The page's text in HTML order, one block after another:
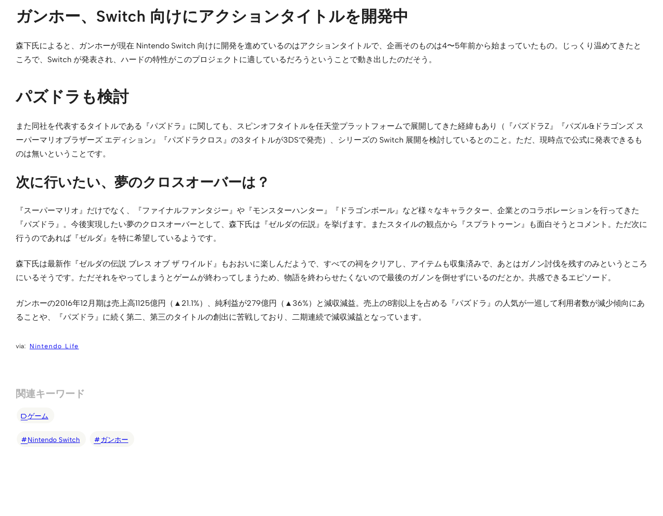
ガンホー、Switch 向けにアクションタイトルを開発中
森下氏によると、ガンホーが現在 Nintendo Switch 向けに開発を進めているのはアクションタイトルで、企画そのものは4〜5年前から始まっていたもの。じっくり温めてきたと
ころで、Switch が発表され、ハードの特性がこのプロジェクトに適しているだろうということで動き出したのだそう。
パズドラも検討
また同社を代表するタイトルである『パズドラ』に関しても、スピンオフタイトルを任天堂プラットフォームで展開してきた経緯もあり（『パズドラZ』『パズル&ドラゴンズ ス
ーパーマリオブラザーズ エディション』『パズドラクロス』の3タイトルが3DSで発売）、シリーズの Switch 展開を検討しているとのこと。ただ、現時点で公式に発表できるも
のは無いということです。
次に行いたい、夢のクロスオーバーは？
『スーパーマリオ』だけでなく、『ファイナルファンタジー』や『モンスターハンター』『ドラゴンボール』など様々なキャラクター、企業とのコラボレーションを行ってきた
『パズドラ』。今後実現したい夢のクロスオーバーとして、森下氏は『ゼルダの伝説』を挙げます。またスタイルの観点から『スプラトゥーン』も面白そうとコメント。ただ次に
行うのであれば『ゼルダ』を特に希望しているようです。
森下氏は最新作『ゼルダの伝説 ブレス オブ ザ ワイルド』もおおいに楽しんだようで、すべての祠をクリアし、アイテムも収集済みで、あとはガノン討伐を残すのみというところ
にいるそうです。ただそれをやってしまうとゲームが終わってしまうため、物語を終わらせたくないので最後のガノンを倒せずにいるのだとか。共感できるエピソード。
ガンホーの2016年12月期は売上高1125億円（▲21.1%）、純利益が279億円（▲36%）と減収減益。売上の8割以上を占める『パズドラ』の人気が一巡して利用者数が減少傾向にあ
ることや、『パズドラ』に続く第二、第三のタイトルの創出に苦戦しており、二期連続で減収減益となっています。
Nintendo Life
関連キーワード
ゲーム
Nintendo Switch ガンホー